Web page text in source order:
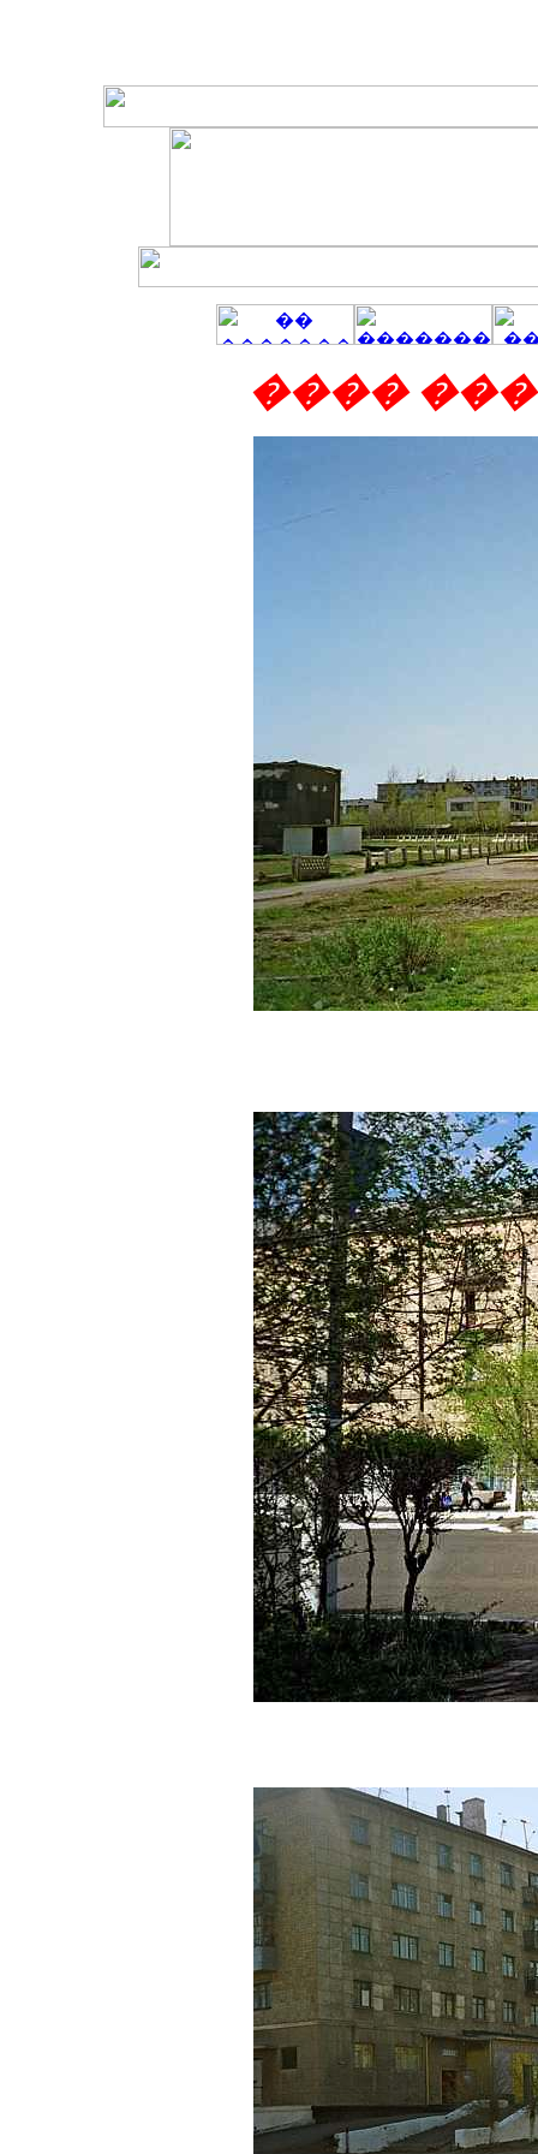
����